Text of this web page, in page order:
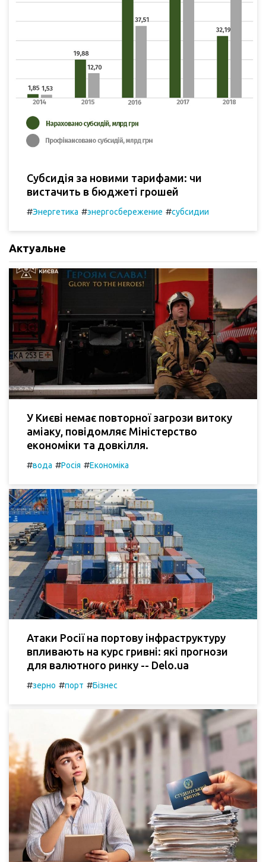
Субсидія за новими тарифами: чи
вистачить в бюджеті грошей
#Энергетика #энергосбережение #субсидии
Актуальне
У Києві немає повторної загрози витоку
аміаку, повідомляє Міністерство
економіки та довкілля.
#вода #Росія #Економіка
Атаки Росії на портову інфраструктуру
впливають на курс гривні: які прогнози
для валютного ринку -- Delo.ua
#зерно #порт #Бізнес